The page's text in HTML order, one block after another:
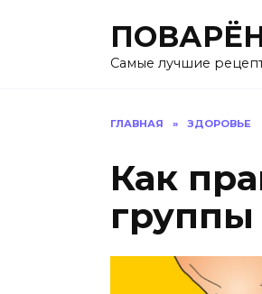
Самые лучшие
ГЛАВНАЯ » ЗДОРОВЬЕ
Как
группы